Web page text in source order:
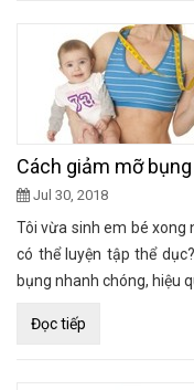
Cách giảm mỡ
Jul 30, 2018
Tôi vừa sinh em bé xong
có thể luyện tập thể
bụng nhanh chóng, hiệu
Đọc tiếp